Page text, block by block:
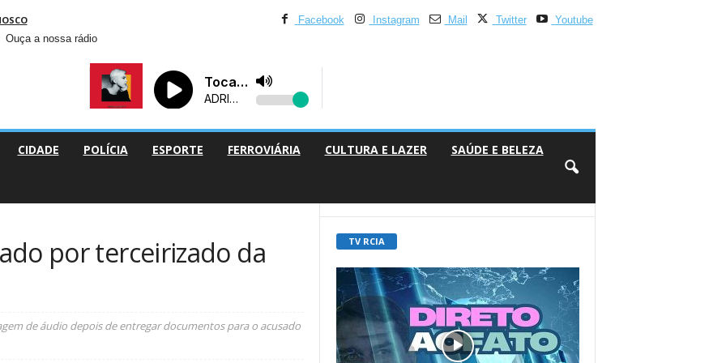
Facebook Instagram Mail Twitter
Youtube
Ouça a nossa rádio
CIDADE POLÍCIA ESPORTE FERROVIÁRIA CULTURA E LAZER SAÚDE E BELEZA
por terceirizado da
de áudio depois de entregar documentos para o acusado
TV RCIA